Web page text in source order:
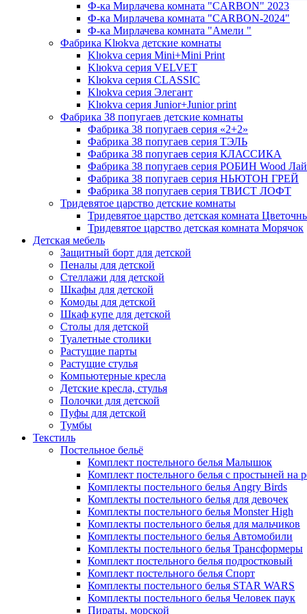
Ф-ка Мирлачева комната "CARBON" 2023
Ф-ка Мирлачева комната "CARBON-2024"
Ф-ка Мирлачева комната "Амели "
Фабрика Klюkva детские комнаты
Klюkva серия Mini+Mini Print
Klюkva серия VELVET
Klюkva серия CLASSIC
Klюkva серия Элегант
Klюkva серия Junior+Junior print
Фабрика 38 попугаев детские комнаты
Фабрика 38 попугаев серия «2+2»
Фабрика 38 попугаев серия ТЭЛЬ
Фабрика 38 попугаев серия КЛАССИКА
Фабрика 38 попугаев серия РОБИН Wood
Фабрика 38 попугаев серия НЬЮТОН ГРЕЙ
Фабрика 38 попугаев серия ТВИСТ ЛОФТ
Тридевятое царство детские комнаты
Тридевятое царство детская комната
Тридевятое царство детская комната Морячок
Детская мебель
Защитный борт для детской
Пеналы для детской
Стеллажи для детской
Шкафы для детской
Комоды для детской
Шкаф купе для детской
Столы для детской
Туалетные столики
Растущие парты
Растущие стулья
Компьютерные кресла
Детские кресла, стулья
Полочки для детской
Пуфы для детской
Тумбы
Текстиль
Постельное бельё
Комплект постельного белья Малышок
Комплект постельного белья с простыней на
Комплекты постельного белья Angry Birds
Комплекты постельного белья для девочек
Комплекты постельного белья Monster High
Комплекты постельного белья для мальчиков
Комплекты постельного белья Автомобили
Комплекты постельного белья Трансформеры
Комплект постельного белья подростковый
Комплект постельного белья Спорт
Комплекты постельного белья STAR WARS
Комплекты постельного белья Человек паук
Пираты, морской